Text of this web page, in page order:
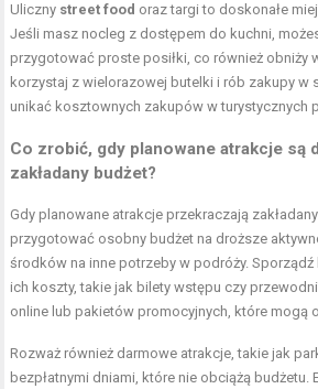
Uliczny street food oraz targi to doskonałe
Jeśli masz nocleg z dostępem do kuchni,
przygotować proste posiłki, co również obniży
korzystaj z wielorazowej butelki i rób zakupy w
unikać kosztownych zakupów w turystycznych
Co zrobić, gdy planowane atrakcje są
zakładany budżet?
Gdy planowane atrakcje przekraczają
przygotować osobny budżet na droższe
środków na inne potrzeby w podróży.
ich koszty, takie jak bilety wstępu czy
online lub pakietów promocyjnych, które mogą
Rozważ również darmowe atrakcje, takie jak
bezpłatnymi dniami, które nie obciążą budżetu.